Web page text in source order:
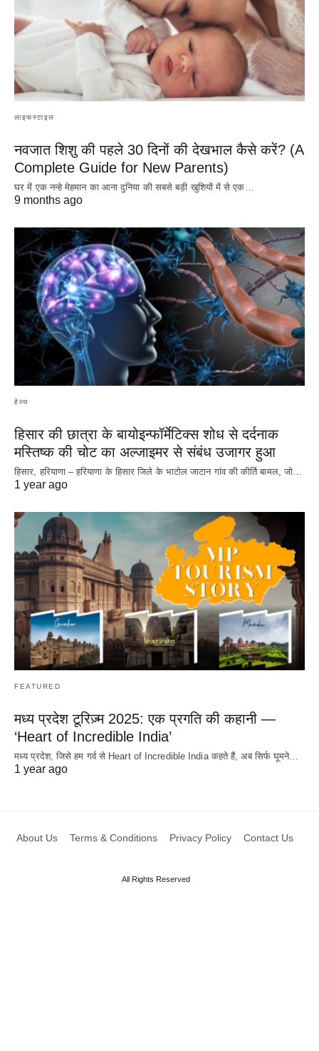
लाइफस्टाइल
नवजात शिशु की पहले 30 दिनों की देखभाल कैसे करें? (A
Complete Guide for New Parents)
घर में एक नन्हे मेहमान का आना दुनिया की सबसे बड़ी खुशियों में से एक…
9 months ago
हेल्थ
हिसार की छात्रा के बायोइन्फॉर्मेटिक्स शोध से दर्दनाक
मस्तिष्क की चोट का अल्जाइमर से संबंध उजागर हुआ
हिसार, हरियाणा – हरियाणा के हिसार जिले के भाटोल जाटान गांव की कीर्ति बामल, जो…
1 year ago
FEATURED
मध्य प्रदेश टूरिज़्म 2025: एक प्रगति की कहानी —
‘Heart of Incredible India’
मध्य प्रदेश, जिसे हम गर्व से Heart of Incredible India कहते हैं, अब सिर्फ घूमने…
1 year ago
About Us Terms & Conditions Privacy Policy Contact Us
All Rights Reserved